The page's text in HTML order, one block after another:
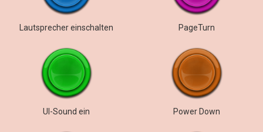
Lautsprecher einschalten PageTurn
UI-Sound ein Power Down